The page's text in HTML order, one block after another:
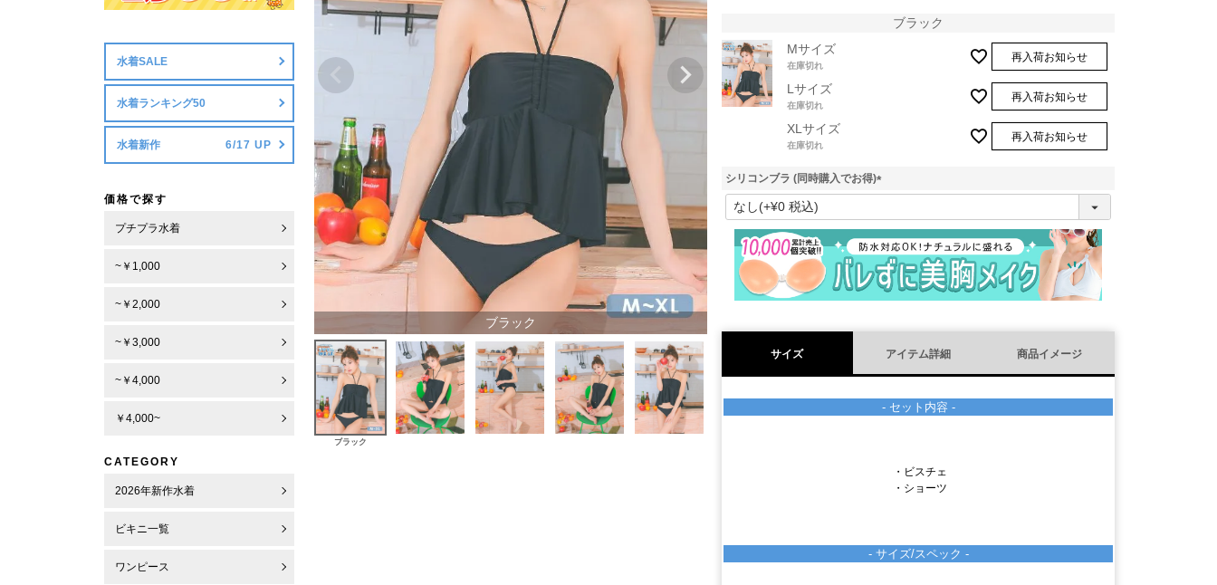
水着SALE
水着ランキング50
水着新作
価格で探す
プチプラ水着
~￥1,000
~￥2,000
~￥3,000
~￥4,000
￥4,000~
CATEGORY
2026年新作水着
ビキニ一覧
ワンピース
ブラック
ブラック
ブラック
Mサイズ
在庫切れ
再入荷お知らせ
Lサイズ
在庫切れ
再入荷お知らせ
XLサイズ
在庫切れ
再入荷お知らせ
シリコンブラ (同時購入でお得)
(
須
)
サイズ アイテム詳細 商品イメージ
- セット内容 -
・ビスチェ
・ショーツ
- サイズ/スペック -